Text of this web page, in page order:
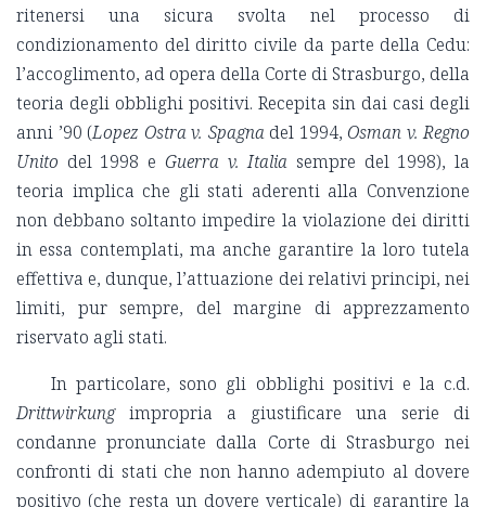
ritenersi una sicura svolta nel processo di
condizionamento del diritto civile da parte della Cedu:
l’accoglimento, ad opera della Corte di Strasburgo, della
teoria degli obblighi positivi. Recepita sin dai casi degli
anni ’90 (Lopez Ostra v. Spagnadel 1994, Osman v. Regno
Unito del 1998 e Guerra v. Italia sempre del 1998), la
teoria implica che gli stati aderenti alla Convenzione
non debbano soltanto impedire la violazione dei diritti
in essa contemplati, ma anche garantire la loro tutela
effettiva e, dunque, l’attuazione dei relativi principi, nei
limiti, pur sempre, del margine di apprezzamento
riservato agli stati.
In particolare, sono gli obblighi positivi e la c.d.
Drittwirkungimpropria a giustificare una serie di
condanne pronunciate dalla Corte di Strasburgo nei
confronti di stati che non hanno adempiuto al dovere
positivo (che resta un dovere verticale) di garantire la